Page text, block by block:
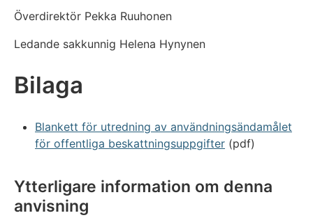
Överdirektör Pekka Ruuhonen
Ledande sakkunnig Helena Hynynen
Bilaga
Blankett för utredning av användningsändamålet
för offentliga beskattningsuppgifter (pdf)
Ytterligare information om denna
anvisning